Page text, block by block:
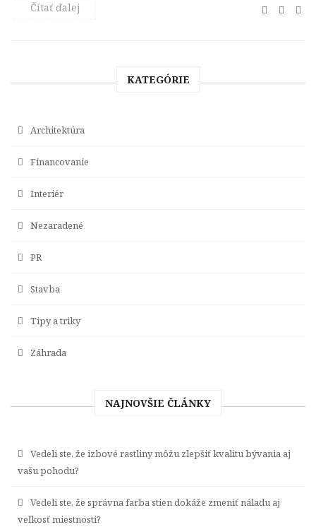
Čítať ďalej
KATEGÓRIE
Architektúra
Financovanie
Interiér
Nezaradené
PR
Stavba
Tipy a triky
Záhrada
NAJNOVŠIE ČLÁNKY
Vedeli ste, že izbové rastliny môžu zlepšiť kvalitu bývania aj
vašu pohodu?
Vedeli ste, že správna farba stien dokáže zmeniť náladu aj
veľkosť miestnosti?